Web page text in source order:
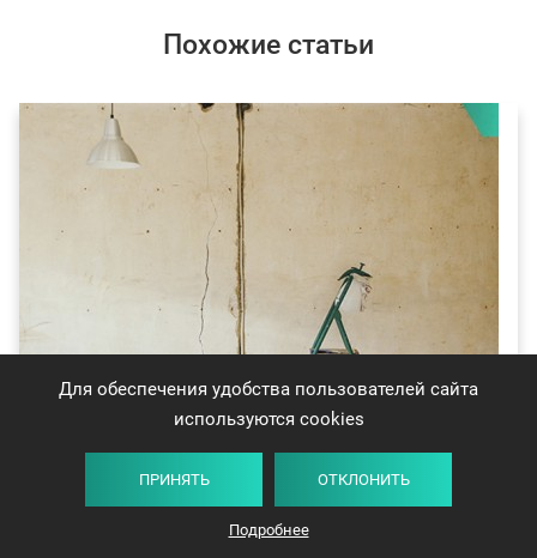
Похожие статьи
Что может утаивать продавец квартиры:
состояние квартиры
Для обеспечения удобства пользователей сайта
используются cookies
ПРИНЯТЬ ОТКЛОНИТЬ
Подробнее